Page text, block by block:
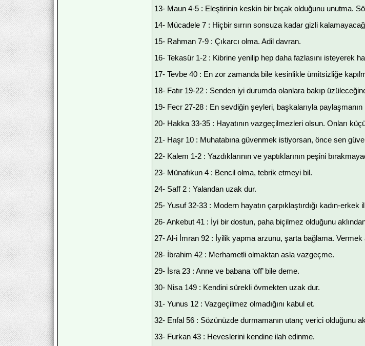
13- Maun 4-5 : Eleştirinin keskin bir bıçak olduğunu unutma.
14- Mücadele 7 : Hiçbir sırrın sonsuza kadar gizli
15- Rahman 7-9 : Çıkarcı olma. Adil davran.
16- Tekasür 1-2 : Kibrine yenilip hep daha fazlasını isteyerek
17- Tevbe 40 : En zor zamanda bile kesinlikle ümitsizliğe
18- Fatır 19-22 : Senden iyi durumda olanlara bakıp
19- Fecr 27-28 : En sevdiğin şeyleri, başkalarıyla paylaşmanın
20- Hakka 33-35 : Hayatının vazgeçilmezleri olsun. Onları
21- Haşr 10 : Muhatabına güvenmek istiyorsan, önce sen
22- Kalem 1-2 : Yazdıklarının ve yaptıklarının peşini
23- Münafıkun 4 : Bencil olma, tebrik etmeyi bil.
24- Saff 2 : Yalandan uzak dur.
25- Yusuf 32-33 : Modern hayatın çarpıklaştırdığı kadın-
26- Ankebut 41 : İyi bir dostun, paha biçilmez olduğunu
27- Al-i İmran 92 : İyilik yapma arzunu, şarta bağlama.
28- İbrahim 42 : Merhametli olmaktan asla vazgeçme.
29- İsra 23 : Anne ve babana ‘off’ bile deme.
30- Nisa 149 : Kendini sürekli övmekten uzak dur.
31- Yunus 12 : Vazgeçilmez olmadığını kabul et.
32- Enfal 56 : Sözünüzde durmamanın utanç verici olduğunu
33- Furkan 43 : Heveslerini kendine ilah edinme.